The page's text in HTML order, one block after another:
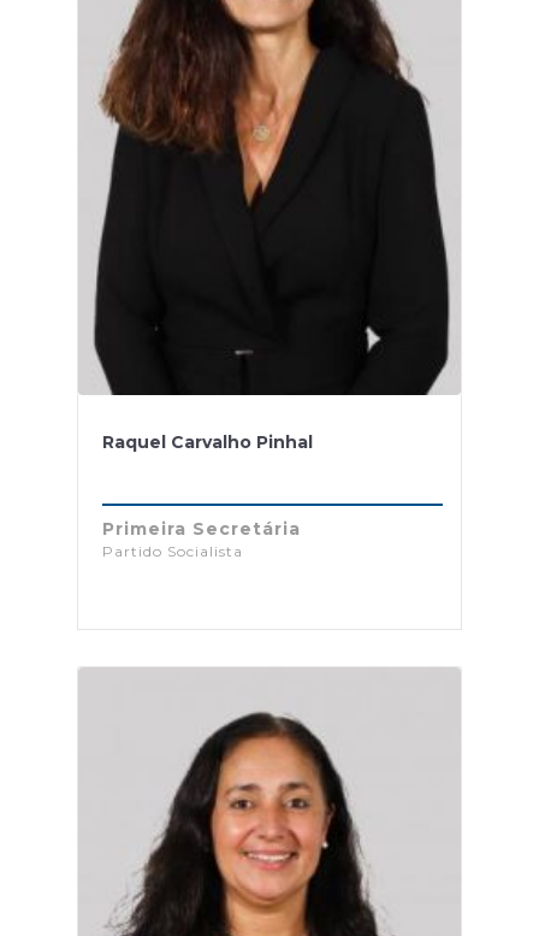
Raquel Carvalho Pinhal
Primeira Secretária
Partido Socialista